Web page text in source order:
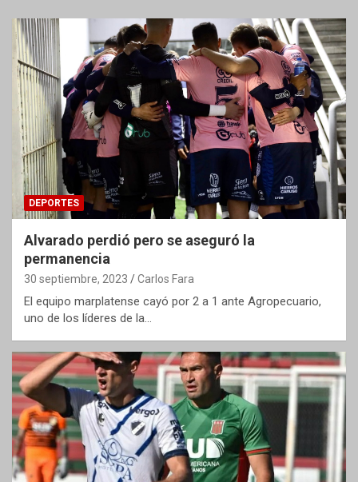
DEPORTES
Alvarado perdió pero se aseguró la
permanencia
30 septiembre, 2023 Carlos Fara
El equipo marplatense cayó por 2 a 1 ante Agropecuario,
uno de los líderes de la…